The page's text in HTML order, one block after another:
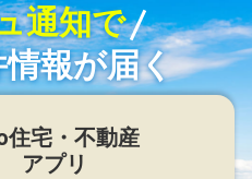
通知で
報が届く
住宅・不動産
アプリ